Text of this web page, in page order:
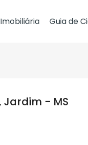
Guia de
Guia de
Jardim - MS